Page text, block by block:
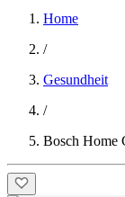
Home
/
Gesundheit
/
Bosch Home